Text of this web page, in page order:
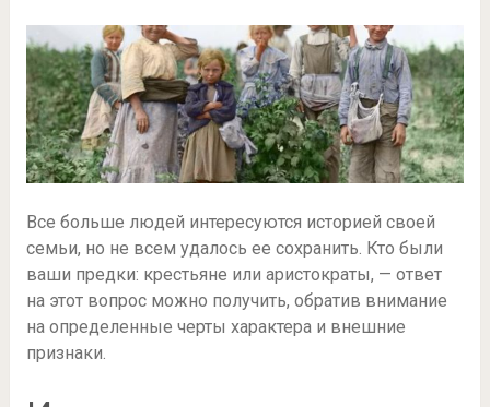
Все больше людей интересуются историей своей
семьи, но не всем удалось ее сохранить. Кто были
ваши предки: крестьяне или аристократы, — ответ
на этот вопрос можно получить, обратив внимание
на определенные черты характера и внешние
признаки.